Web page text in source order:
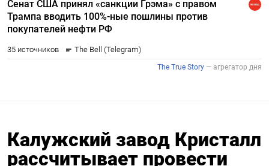
Калужский завод Кристалл
рассчитывает провести